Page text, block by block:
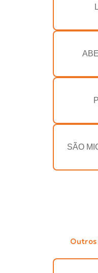
SÃO
Outros